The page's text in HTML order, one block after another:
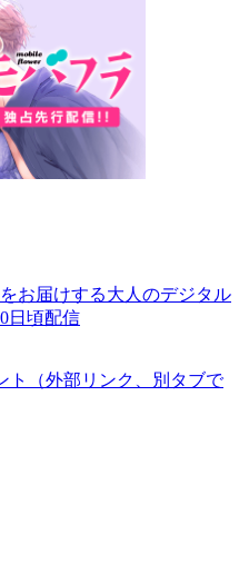
お届けする大人のデジタル
日頃配信
ト
（外部リンク、別タブで